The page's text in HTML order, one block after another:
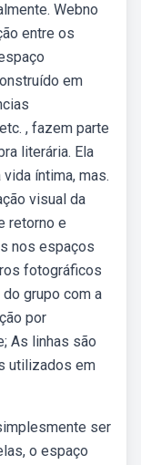
Webno
entre os
em
, fazem parte
literária. Ela
íntima, mas.
visual da
retorno e
nos espaços
fotográficos
grupo com a
por
As linhas são
utilizados em
ser
o espaço